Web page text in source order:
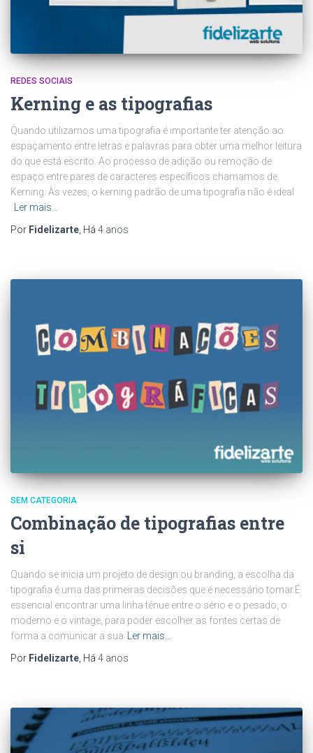
REDES SOCIAIS
Kerning e as tipografias
Quando utilizamos uma tipografia é importante ter atenção ao
espaçamento entre letras e palavras para obter uma melhor leitura
do que está escrito. Ao processo de adição ou remoção de
espaço entre pares de caracteres específicos chamamos de
Kerning. Às vezes, o kerning padrão de uma tipografia não é ideal
Ler mais…
Por Fidelizarte , Há 4 anos
SEM CATEGORIA
Combinação de tipografias entre
si
Quando se inicia um projeto de design ou branding, a escolha da
tipografia é uma das primeiras decisões que é necessário tomar.É
essencial encontrar uma linha ténue entre o sério e o pesado, o
moderno e o vintage, para poder escolher as fontes certas de
forma a comunicar a sua Ler mais…
Por Fidelizarte, Há 4 anos